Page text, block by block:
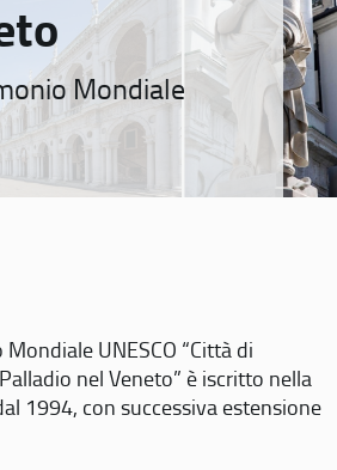
Mondiale
UNESCO “Città di
nel Veneto” è iscritto nella
1994, con successiva estensione